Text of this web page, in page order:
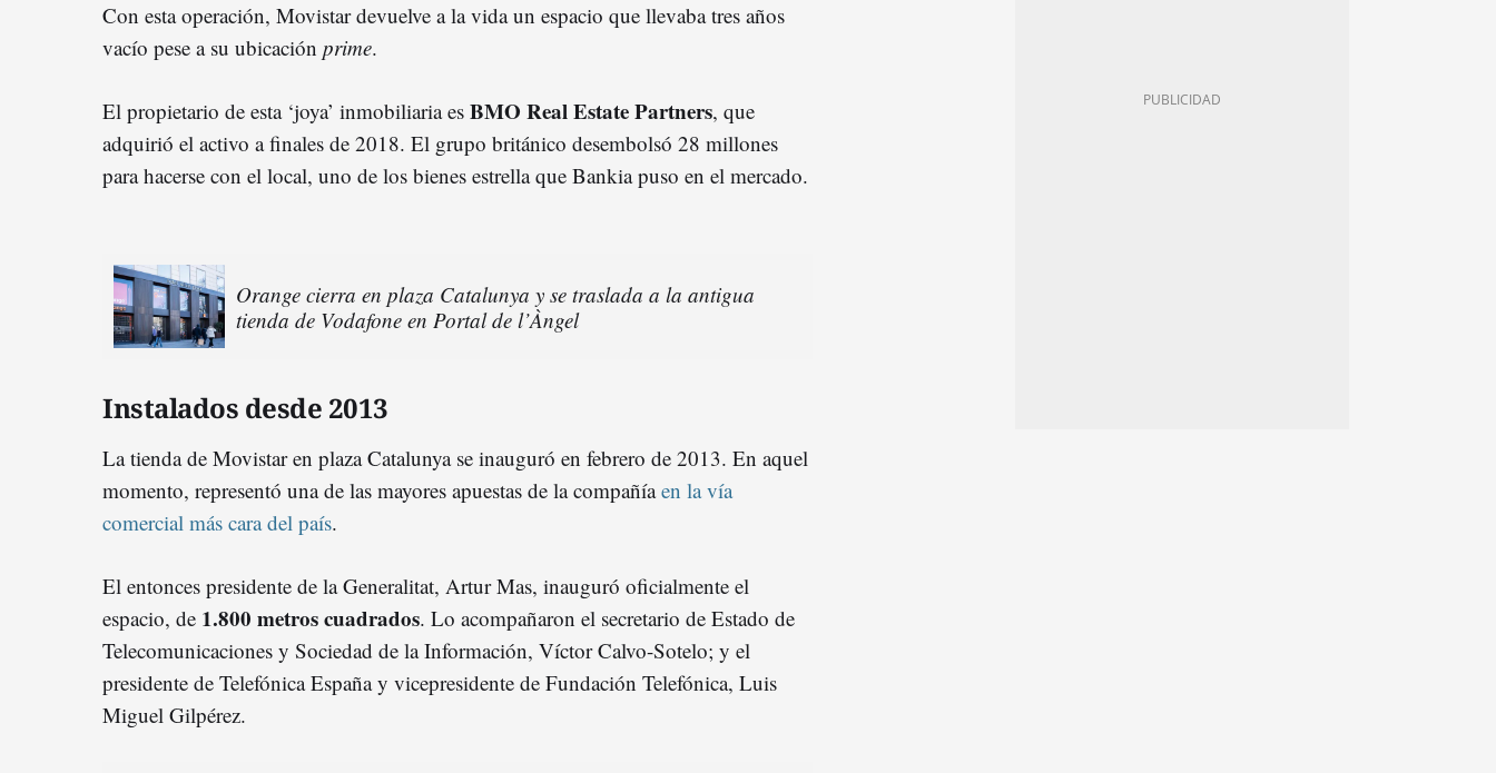
Con esta operación, Movistar devuelve a la vida un espacio que llevaba tres años
vacío pese a su ubicación prime.
El propietario de esta ‘joya’ inmobiliaria es BMO Real Estate Partners, que
adquirió el activo a finales de 2018. El grupo británico desembolsó 28 millones
para hacerse con el local, uno de los bienes estrella que Bankia puso en el mercado.
Orange cierra en plaza Catalunya y se traslada a la antigua
tienda de Vodafone en Portal de l’Àngel
Instalados desde 2013
La tienda de Movistar en plaza Catalunya se inauguró en febrero de 2013. En aquel
momento, representó una de las mayores apuestas de la compañíaen la vía
comercial más cara del país.
El entonces presidente de la Generalitat, Artur Mas, inauguró oficialmente el
espacio, de 1.800 metros cuadrados. Lo acompañaron el secretario de Estado de
Telecomunicaciones y Sociedad de la Información, Víctor Calvo-Sotelo; y el
presidente de Telefónica España y vicepresidente de Fundación Telefónica, Luis
Miguel Gilpérez.